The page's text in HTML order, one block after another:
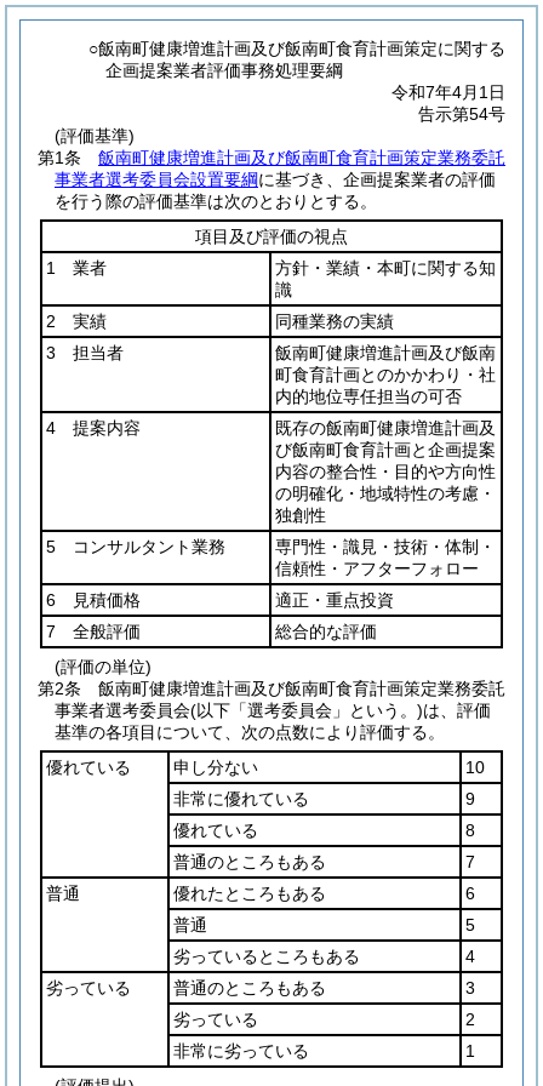
○飯南町健康増進計画及び飯南町食育計画策定に関する
企画提案業者評価事務処理要綱
令和7年4月1日
告示第54号
(評価基準)
第1条
飯南町健康増進計画及び飯南町食育計画策定業務委託
事業者選考委員会設置要綱に基づき、企画提案業者の評価
を行う際の評価基準は次のとおりとする。
項目及び評価の視点
1 業者
方針・業績・本町に関する知
識
2 実績
同種業務の実績
3 担当者
飯南町健康増進計画及び飯南
町食育計画とのかかわり・社
内的地位専任担当の可否
4 提案内容
既存の飯南町健康増進計画及
び飯南町食育計画と企画提案
内容の整合性・目的や方向性
の明確化・地域特性の考慮・
独創性
5 コンサルタント業務
専門性・識見・技術・体制・
信頼性・アフターフォロー
6 見積価格
適正・重点投資
7 全般評価
総合的な評価
(評価の単位)
第2条
飯南町健康増進計画及び飯南町食育計画策定業務委託
事業者選考委員会(以下「選考委員会」という。)は、評価
基準の各項目について、次の点数により評価する。
優れている
申し分ない
10
非常に優れている
9
優れている
8
普通のところもある
7
普通
優れたところもある
6
普通
5
劣っているところもある
4
劣っている
普通のところもある
3
劣っている
2
非常に劣っている
1